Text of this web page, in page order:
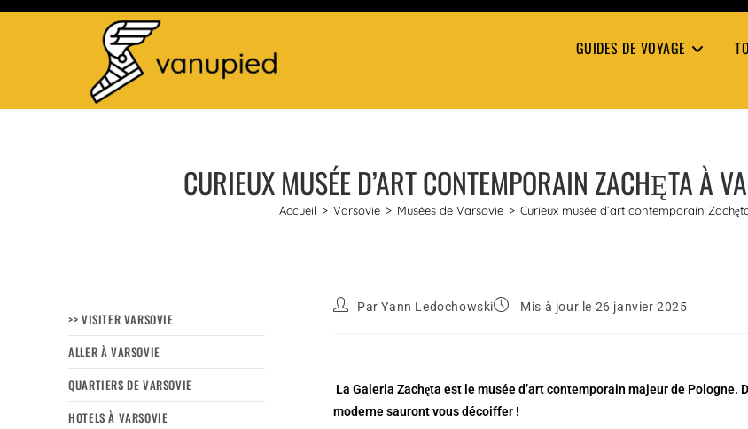
GUIDES DE VOYAGE
CURIEUX MUSÉE D’ART CONTEMPORAIN ZACHĘTA À
Accueil > Varsovie > Musées de Varsovie > Curieux musée d’art contemporain
>> VISITER VARSOVIE
ALLER À VARSOVIE
QUARTIERS DE VARSOVIE
HOTELS À VARSOVIE
ParYann Ledochowski Mis à jour le 26 janvier 2025
La Galeria Zachęta est le musée d’art contemporain majeur de
moderne sauront vous décoiffer !